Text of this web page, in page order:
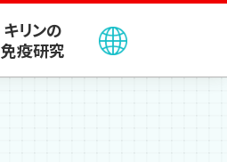
キリンの
免疫研究